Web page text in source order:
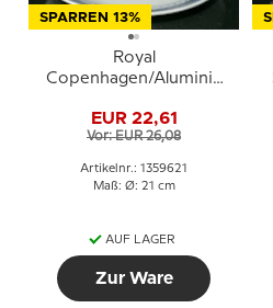
SPARREN 13%
Royal
Copenhagen/Aluminia
21cm Nr. 11/1399 oder
621
EUR 22,61
Vor: EUR 26,08
Artikelnr.: 1359621
Maß: Ø: 21 cm
AUF LAGER
Zur Ware